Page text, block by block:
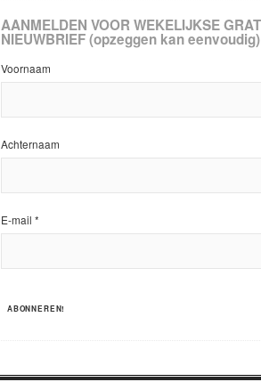
AANMELDEN VOOR WEKELIJKSE
NIEUWBRIEF (opzeggen kan eenvoudig)
Voornaam
Achternaam
E-mail *